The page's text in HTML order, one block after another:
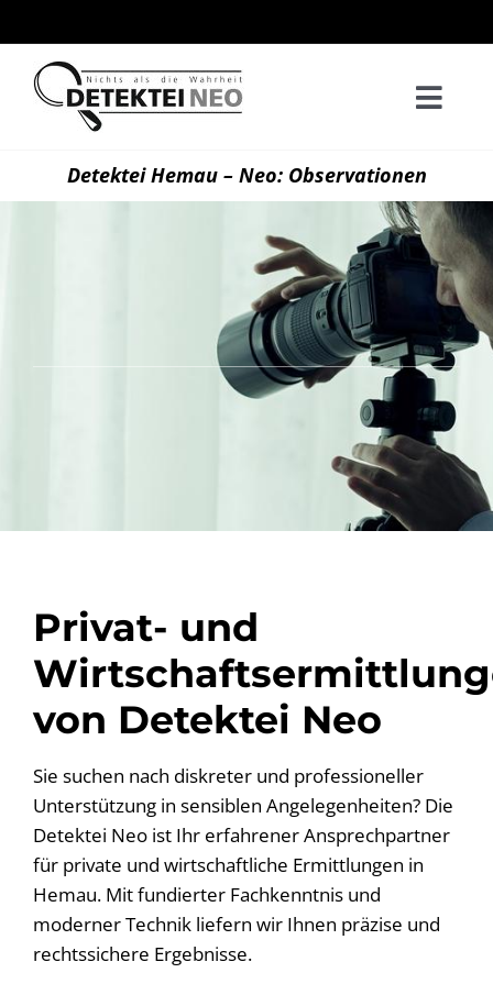
Inhalt
springen
Detektei Hemau – Neo: Observationen
Privat- und
von Detektei Neo
Sie suchen nach diskreter und professioneller
Unterstützung in sensiblen Angelegenheiten? Die
Detektei Neo ist Ihr erfahrener Ansprechpartner
für private und wirtschaftliche Ermittlungen in
Hemau. Mit fundierter Fachkenntnis und
moderner Technik liefern wir Ihnen präzise und
rechtssichere Ergebnisse.